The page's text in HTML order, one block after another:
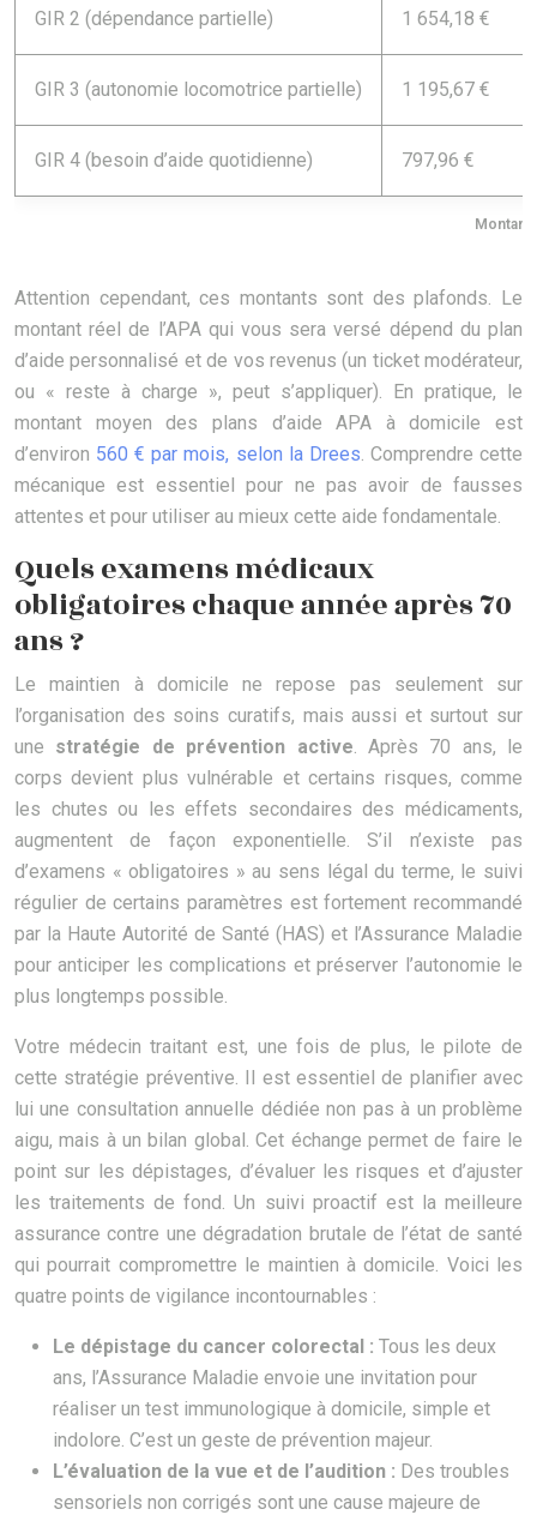
GIR 2 (dépendance partielle) 1 654,18 €
GIR 3 (autonomie locomotrice partielle) 1 195,67 €
GIR 4 (besoin d’aide quotidienne) 797,96 €
Attention cependant, ces montants sont des plafonds. Le
montant réel de l’APA qui vous sera versé dépend du plan
d’aide personnalisé et de vos revenus (un ticket modérateur,
ou « reste à charge », peut s’appliquer). En pratique, le
montant moyen des plans d’aide APA à domicile est
d’environ 560 € par mois, selon la Drees. Comprendre cette
mécanique est essentiel pour ne pas avoir de fausses
attentes et pour utiliser au mieux cette aide fondamentale.
Quels examens médicaux
obligatoires chaque année après 70
ans ?
Le maintien à domicile ne repose pas seulement sur
l’organisation des soins curatifs, mais aussi et surtout sur
une stratégie de prévention active. Après 70 ans, le
corps devient plus vulnérable et certains risques, comme
les chutes ou les effets secondaires des médicaments,
augmentent de façon exponentielle. S’il n’existe pas
d’examens « obligatoires » au sens légal du terme, le suivi
régulier de certains paramètres est fortement recommandé
par la Haute Autorité de Santé (HAS) et l’Assurance Maladie
pour anticiper les complications et préserver l’autonomie le
plus longtemps possible.
Votre médecin traitant est, une fois de plus, le pilote de
cette stratégie préventive. Il est essentiel de planifier avec
lui une consultation annuelle dédiée non pas à un problème
aigu, mais à un bilan global. Cet échange permet de faire le
point sur les dépistages, d’évaluer les risques et d’ajuster
les traitements de fond. Un suivi proactif est la meilleure
assurance contre une dégradation brutale de l’état de santé
qui pourrait compromettre le maintien à domicile. Voici les
quatre points de vigilance incontournables :
Le dépistage du cancer colorectal : Tous les deux
ans, l’Assurance Maladie envoie une invitation pour
réaliser un test immunologique à domicile, simple et
indolore. C’est un geste de prévention majeur.
L’évaluation de la vue et de l’audition : Des troubles
sensoriels non corrigés sont une cause majeure de